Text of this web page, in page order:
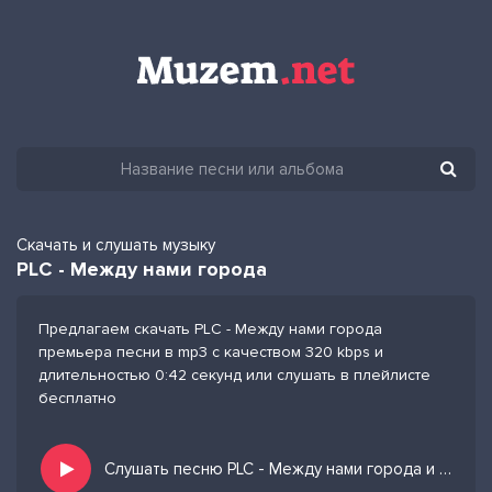
Скачать и слушать музыку
PLC - Между нами города
Предлагаем скачать PLC - Между нами города
премьера песни в mp3 с качеством 320 kbps и
длительностью 0:42 секунд или слушать в плейлисте
бесплатно
Слушать песню PLC - Между нами города и добавить в избранных